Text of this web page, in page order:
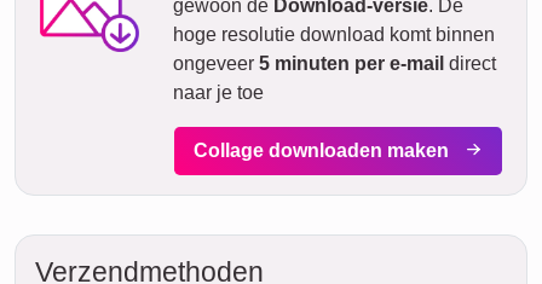
Met onze Prio Express-verzending kan jouw fotocollage
tegen een meerprijs binnen twee werkdagen bij jou zijn (bij
bestelling voor 8 uur 's ochtends). Maar zelfs met standaard
verzending is jouw collage – afhankelijk van het materiaal –
binnen enkele dagen naar je onderweg.
transportschade of verlies.